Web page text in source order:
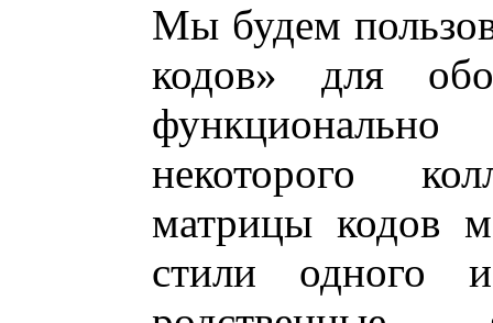
Мы будем
кодов» для
некоторого
матрицы кодов
стили одного